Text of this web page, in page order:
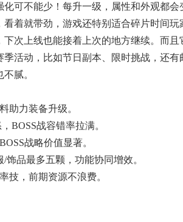
可不能少！每升一级，属性和外观都会
着就带劲，游戏还特别适合碎片时间玩
次上线也能接着上次的地方继续。而且
活动，比如节日副本、限时挑战，还有
腻。
助力装备升级。
BOSS战容错率拉满。
战略价值显著。
品最多五颗，功能协同增效。
技，前期资源不浪费。